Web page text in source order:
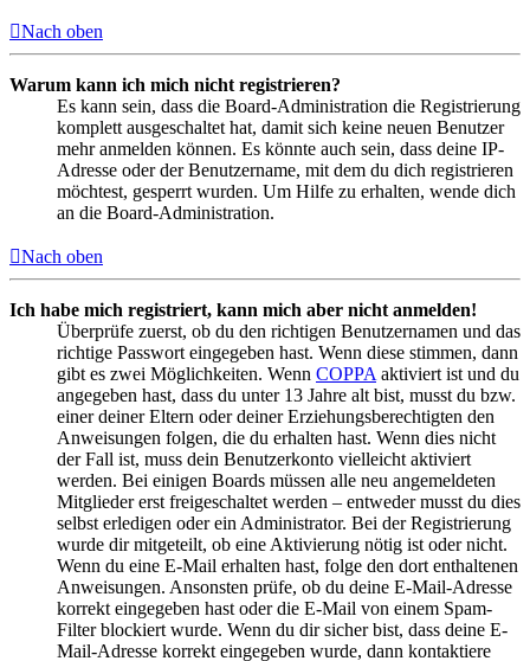
Nach oben
Warum kann ich mich nicht registrieren?
Es kann sein, dass die Board-Administration die Registrierung
komplett ausgeschaltet hat, damit sich keine neuen Benutzer
mehr anmelden können. Es könnte auch sein, dass deine IP-
Adresse oder der Benutzername, mit dem du dich registrieren
möchtest, gesperrt wurden. Um Hilfe zu erhalten, wende dich
an die Board-Administration.
Nach oben
Ich habe mich registriert, kann mich aber nicht anmelden!
Überprüfe zuerst, ob du den richtigen Benutzernamen und das
richtige Passwort eingegeben hast. Wenn diese stimmen, dann
gibt es zwei Möglichkeiten. Wenn COPPA aktiviert ist und du
angegeben hast, dass du unter 13 Jahre alt bist, musst du bzw.
einer deiner Eltern oder deiner Erziehungsberechtigten den
Anweisungen folgen, die du erhalten hast. Wenn dies nicht
der Fall ist, muss dein Benutzerkonto vielleicht aktiviert
werden. Bei einigen Boards müssen alle neu angemeldeten
Mitglieder erst freigeschaltet werden – entweder musst du dies
selbst erledigen oder ein Administrator. Bei der Registrierung
wurde dir mitgeteilt, ob eine Aktivierung nötig ist oder nicht.
Wenn du eine E-Mail erhalten hast, folge den dort enthaltenen
Anweisungen. Ansonsten prüfe, ob du deine E-Mail-Adresse
korrekt eingegeben hast oder die E-Mail von einem Spam-
Filter blockiert wurde. Wenn du dir sicher bist, dass deine E-
Mail-Adresse korrekt eingegeben wurde, dann kontaktiere